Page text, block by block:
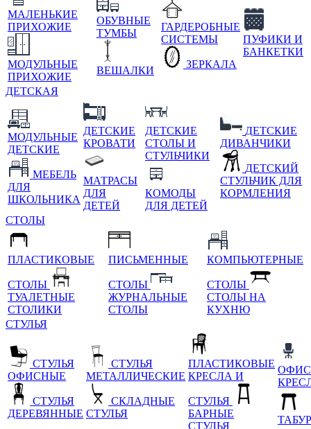
МАЛЕНЬКИЕ
ПРИХОЖИЕ
МОДУЛЬНЫЕ
ПРИХОЖИЕ
ОБУВНЫЕ
ТУМБЫ
ВЕШАЛКИ
ГАРДЕРОБНЫЕ
СИСТЕМЫ
ЗЕРКАЛА
ПУФИКИ И
БАНКЕТКИ
ДЕТСКАЯ
МОДУЛЬНЫЕ
ДЕТСКИЕ
МЕБЕЛЬ
ДЛЯ
ШКОЛЬНИКА
ДЕТСКИЕ
КРОВАТИ
МАТРАСЫ
ДЛЯ
ДЕТЕЙ
ДЕТСКИЕ
СТОЛЫ И
СТУЛЬЧИКИ
КОМОДЫ
ДЛЯ ДЕТЕЙ
ДЕТСКИЕ
ДИВАНЧИКИ
ДЕТСКИЙ
СТУЛЬЧИК ДЛЯ
КОРМЛЕНИЯ
СТОЛЫ
ПЛАСТИКОВЫЕ
СТОЛЫ
ТУАЛЕТНЫЕ
СТОЛИКИ
ПИСЬМЕННЫЕ
СТОЛЫ
ЖУРНАЛЬНЫЕ
СТОЛЫ
КОМПЬЮТЕРНЫЕ
СТОЛЫ
СТОЛЫ НА
КУХНЮ
СТУЛЬЯ
СТУЛЬЯ
ОФИСНЫЕ
СТУЛЬЯ
ДЕРЕВЯННЫЕ
СТУЛЬЯ
МЕТАЛЛИЧЕСКИЕ
СКЛАДНЫЕ
СТУЛЬЯ
ПЛАСТИКОВЫЕ
КРЕСЛА И
СТУЛЬЯ
БАРНЫЕ
СТУЛЬЯ